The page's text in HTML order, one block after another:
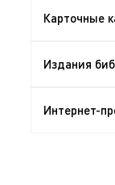
Карточные
Издания
Интернет-